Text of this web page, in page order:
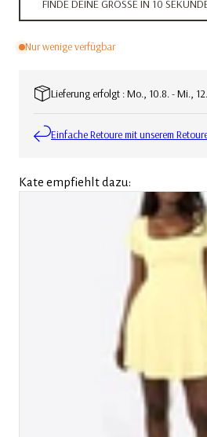
FINDE DEINE GRÖSSE IN 10
Nur wenige verfügbar
Lieferung erfolgt : Mo., 10.8. - Mi.,
Einfache Retoure mit unserem
Kate empfiehlt dazu: